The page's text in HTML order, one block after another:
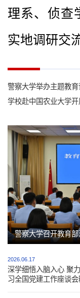
理系、侦查
实地调研交
警察大学举办主题教
学校赴中国农业大学
警察大学召开教育
2026.06.17
深学细悟入脑入心 聚
习全国党建工作座谈